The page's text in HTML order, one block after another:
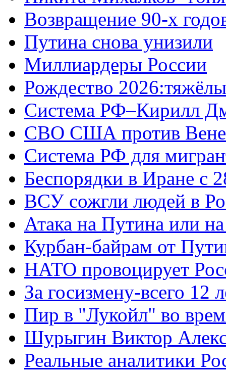
Возвращение 90-х
Путина снова унизили
Миллиардеры России
Рождество
Система РФ–Кирилл
СВО США против
Система РФ для
Беспорядки в Иране с
ВСУ сожгли людей в
Атака на Путина или
Курбан-байрам от
НАТО провоцирует
За госизмену-всего 12
Пир в "Лукойл" во
Шурыгин Виктор
Реальные аналитики